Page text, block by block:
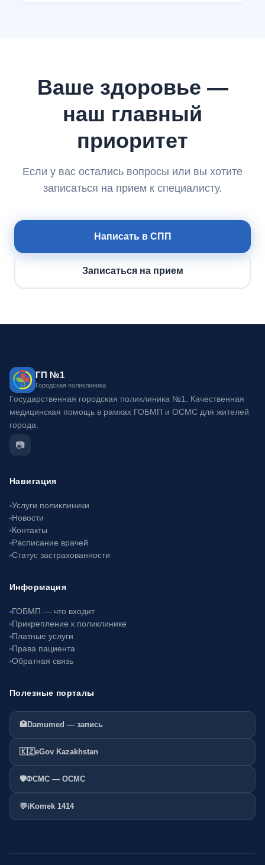
Ваше здоровье —
наш главный
приоритет
Если у вас остались вопросы или вы хотите
записаться на прием к специалисту.
Написать в СПП
Записаться на прием
ГП №1
Городская поликлиника
Государственная городская поликлиника №1. Качественная
медицинская помощь в рамках ГОБМП и ОСМС для жителей
города.
📷
Навигация
Услуги поликлиники
Новости
Контакты
Расписание врачей
Статус застрахованности
Информация
ГОБМП — что входит
Прикрепление к поликлинике
Платные услуги
Права пациента
Обратная связь
Полезные порталы
🏥Damumed — запись
🇰🇿eGov Kazakhstan
🛡️ФСМС — ОСМС
💬iKomek 1414